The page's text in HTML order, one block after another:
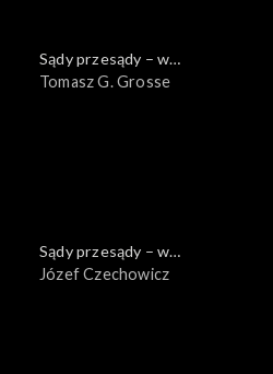
Sądy przesądy – w
powiększeniu
Tomasz G. Grosse
Sądy przesądy – w
powiększeniu
Józef Czechowicz